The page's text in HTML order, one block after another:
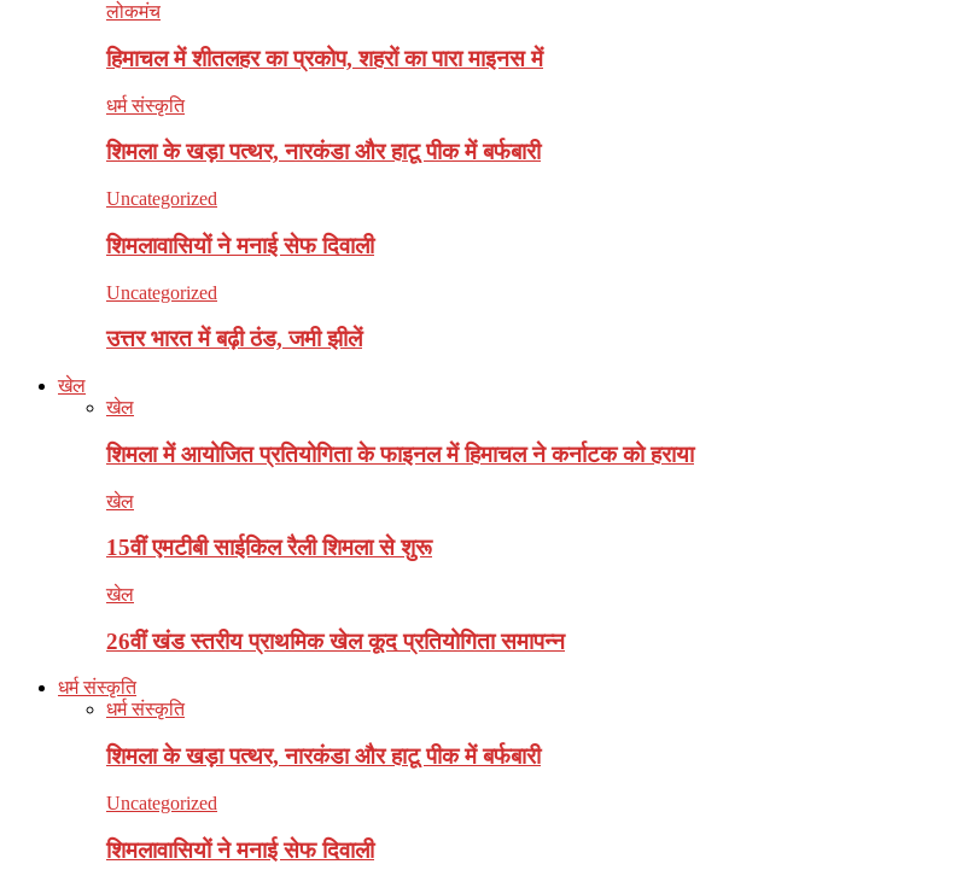
लोकमंच
हिमाचल में शीतलहर का प्रकोप, शहरों का पारा माइनस में
धर्म संस्कृति
शिमला के खड़ा पत्थर, नारकंडा और हाटू पीक में बर्फबारी
Uncategorized
शिमलावासियों ने मनाई सेफ दिवाली
Uncategorized
उत्तर भारत में बढ़ी ठंड, जमी झीलें
खेल
खेल
शिमला में आयोजित प्रतियोगिता के फाइनल में हिमाचल ने कर्नाटक को हराया
खेल
15वीं एमटीबी साईकिल रैली शिमला से शुरू
खेल
26वीं खंड स्तरीय प्राथमिक खेल कूद प्रतियोगिता समापन्न
धर्म संस्कृति
धर्म संस्कृति
शिमला के खड़ा पत्थर, नारकंडा और हाटू पीक में बर्फबारी
Uncategorized
शिमलावासियों ने मनाई सेफ दिवाली